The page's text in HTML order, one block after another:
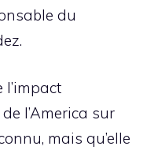
du
l’America sur
mais qu’elle